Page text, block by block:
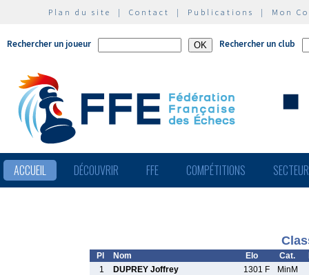
Plan du site | Contact | Publications | Mon
Rechercher un joueur Rechercher un club
ACCUEIL DÉCOUVRIR FFE COMPÉTITIONS
Pl Nom Elo Cat.
1
DUPREY Joffrey 1301 F
MinM